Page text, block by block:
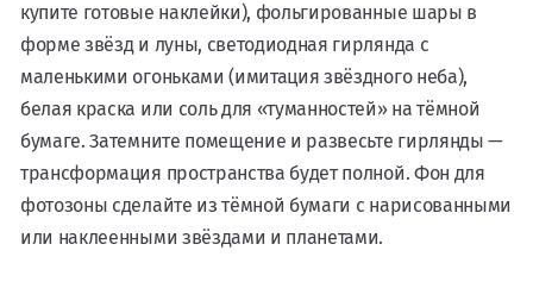
купите готовые наклейки), фольгированные шары в
форме звёзд и луны, светодиодная гирлянда с
маленькими огоньками (имитация звёздного неба),
белая краска или соль для «туманностей» на тёмной
бумаге. Затемните помещение и развесьте гирлянды —
трансформация пространства будет полной. Фон для
фотозоны сделайте из тёмной бумаги с нарисованными
или наклеенными звёздами и планетами.